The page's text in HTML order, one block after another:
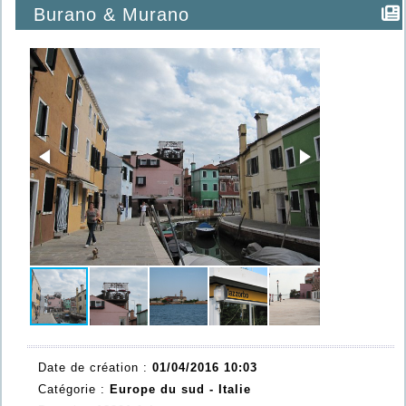
Burano & Murano
Date de création : 01/04/2016 10:03
Catégorie : Europe du sud - Italie